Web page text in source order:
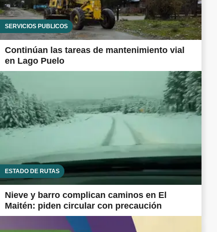
SERVICIOS PÚBLICOS
Continúan las tareas de mantenimiento vial
en Lago Puelo
ESTADO DE RUTAS
Nieve y barro complican caminos en El
Maitén: piden circular con precaución